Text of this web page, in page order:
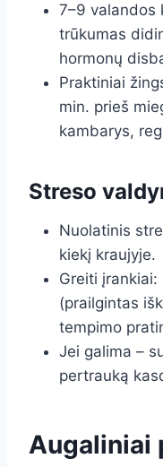
7–9 valandos
trūkumas
hormonų
Praktiniai
min. prieš
kambarys,
Streso
Nuolatinis
kiekį kraujyje.
Greiti
(prailgintas
tempimo
Jei galima –
pertrauką
Augaliniai